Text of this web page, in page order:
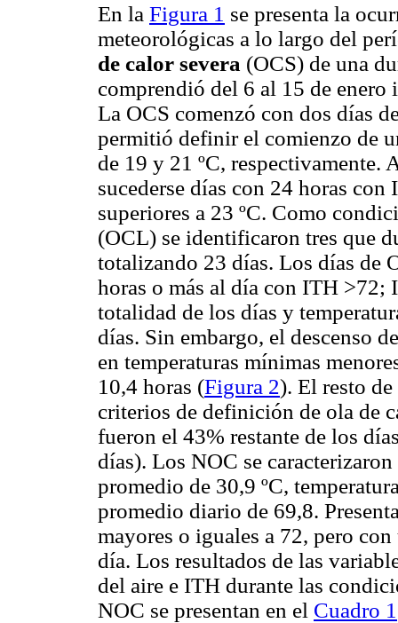
En la Figura 1 se presenta la
meteorológicas a lo largo del
de calor severa (OCS) de una
comprendió del 6 al 15 de
La OCS comenzó con dos días
permitió definir el comienzo de
de 19 y 21 ºC, respectivamente.
sucederse días con 24 horas
superiores a 23 ºC. Como
(OCL) se identificaron tres que
totalizando 23 días. Los días de
horas o más al día con ITH
totalidad de los días y
días. Sin embargo, el descenso
en temperaturas mínimas
10,4 horas (Figura 2). El resto
criterios de definición de ola de
fueron el 43% restante de los
días). Los NOC se
promedio de 30,9 ºC,
promedio diario de 69,8.
mayores o iguales a 72, pero
día. Los resultados de las
del aire e ITH durante las
NOC se presentan en el Cuadro 1